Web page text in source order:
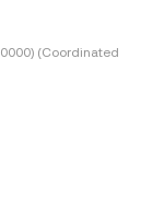
(Coordinated